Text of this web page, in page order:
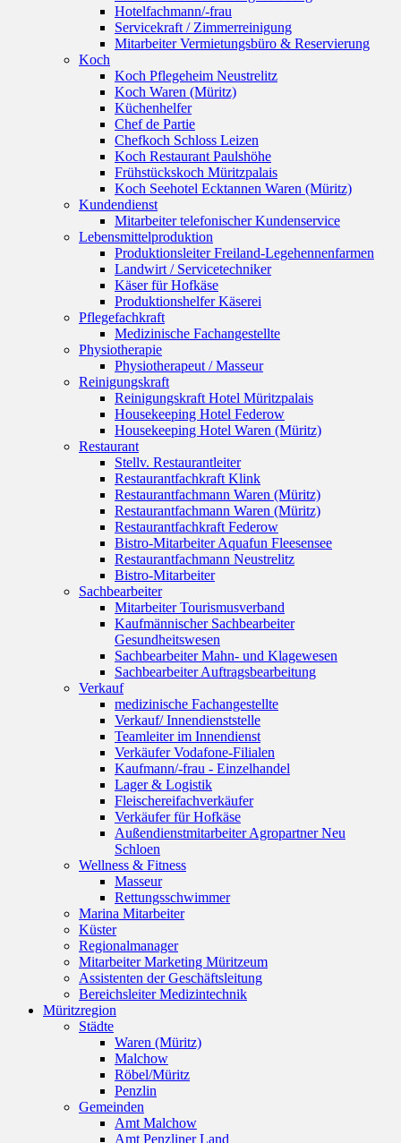
Hotelfachmann/-frau
Servicekraft / Zimmerreinigung
Mitarbeiter Vermietungsbüro & Reservierung
Koch
Koch Pflegeheim Neustrelitz
Koch Waren (Müritz)
Küchenhelfer
Chef de Partie
Chefkoch Schloss Leizen
Koch Restaurant Paulshöhe
Frühstückskoch Müritzpalais
Koch Seehotel Ecktannen Waren (Müritz)
Kundendienst
Mitarbeiter telefonischer Kundenservice
Lebensmittelproduktion
Produktionsleiter Freiland-Legehennenfarmen
Landwirt / Servicetechniker
Käser für Hofkäse
Produktionshelfer Käserei
Pflegefachkraft
Medizinische Fachangestellte
Physiotherapie
Physiotherapeut / Masseur
Reinigungskraft
Reinigungskraft Hotel Müritzpalais
Housekeeping Hotel Federow
Housekeeping Hotel Waren (Müritz)
Restaurant
Stellv. Restaurantleiter
Restaurantfachkraft Klink
Restaurantfachmann Waren (Müritz)
Restaurantfachmann Waren (Müritz)
Restaurantfachkraft Federow
Bistro-Mitarbeiter Aquafun Fleesensee
Restaurantfachmann Neustrelitz
Bistro-Mitarbeiter
Sachbearbeiter
Mitarbeiter Tourismusverband
Kaufmännischer Sachbearbeiter
Gesundheitswesen
Sachbearbeiter Mahn- und Klagewesen
Sachbearbeiter Auftragsbearbeitung
Verkauf
medizinische Fachangestellte
Verkauf/ Innendienststelle
Teamleiter im Innendienst
Verkäufer Vodafone-Filialen
Kaufmann/-frau - Einzelhandel
Lager & Logistik
Fleischereifachverkäufer
Verkäufer für Hofkäse
Außendienstmitarbeiter Agropartner Neu
Schloen
Wellness & Fitness
Masseur
Rettungsschwimmer
Marina Mitarbeiter
Küster
Regionalmanager
Mitarbeiter Marketing Müritzeum
Assistenten der Geschäftsleitung
Bereichsleiter Medizintechnik
Müritzregion
Städte
Waren (Müritz)
Malchow
Röbel/Müritz
Penzlin
Gemeinden
Amt Malchow
Amt Penzliner Land